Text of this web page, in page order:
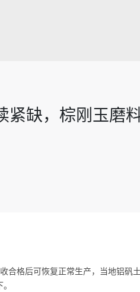
紧缺，棕刚玉磨
合格后可恢复正常生产，当地铝矾